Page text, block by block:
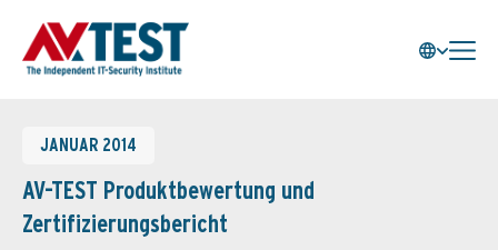
JANUAR 2014
AV-TEST Produktbewertung und
Zertifizierungsbericht